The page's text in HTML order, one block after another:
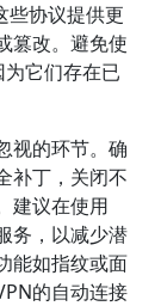
协议提供更
篡改。避免使
它们存在已
视的环节。确
补丁，关闭不
建议在使用
务，以减少潜
能如指纹或面
的自动连接